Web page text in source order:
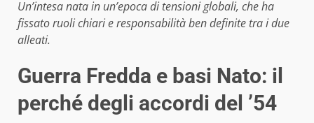
Un’intesa nata in un’epoca di tensioni globali, che ha
fissato ruoli chiari e responsabilità ben definite tra i due
alleati.
Guerra Fredda e basi Nato: il
perché degli accordi del ’54